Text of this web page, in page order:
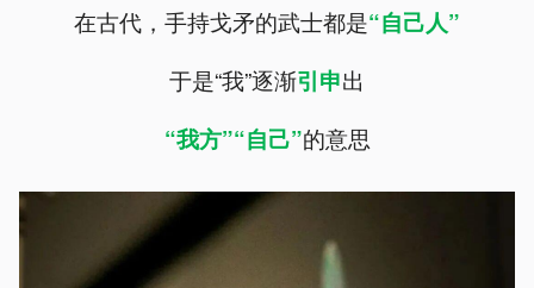
在古代，手持戈矛的武士都是“自己人”
于是“我”逐渐引申出
“我方”“自己”的意思